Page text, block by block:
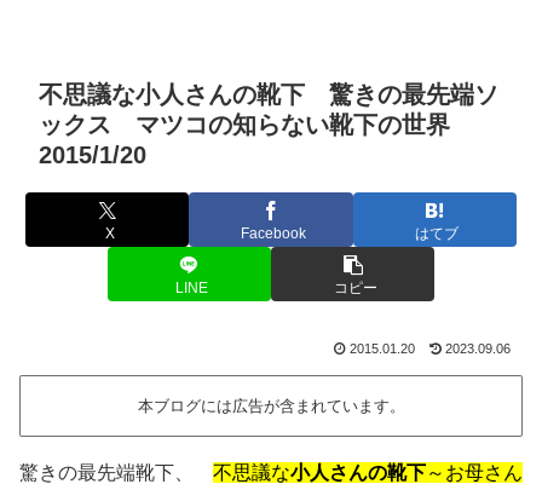
不思議な小人さんの靴下 驚きの最先端ソ
ックス マツコの知らない靴下の世界
2015/1/20
X Facebook はてブ
LINE コピー
2015.01.20 2023.09.06
本ブログには広告が含まれています。
驚きの最先端靴下、 不思議な小人さんの靴下～お母さん